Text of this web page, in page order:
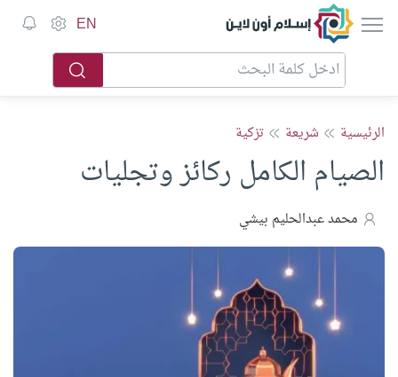
إسلام أون لاين EN
الرئيسية شريعة تزكية
الصيام الكامل ركائز وتجليات
محمد عبدالحليم بيشي